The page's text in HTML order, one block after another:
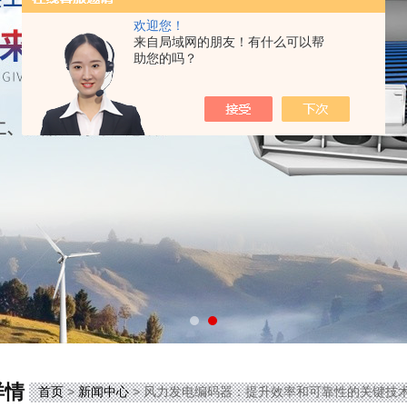
欢迎您！
来自局域网的朋友！有什么可以帮
助您的吗？
情 首页>新闻中心> 风力发电编码器：提升效率和可靠性的关键技